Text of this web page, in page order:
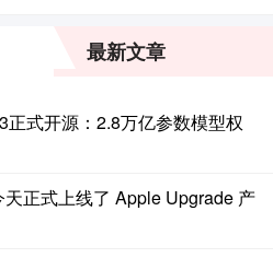
最新文章
式开源：2.8万亿参数模型权
正式上线了 Apple Upgrade 产